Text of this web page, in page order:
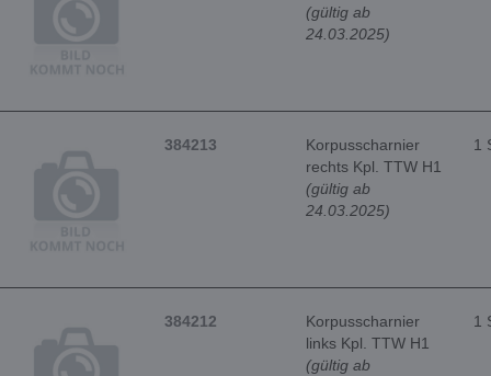
(gültig ab
24.03.2025)
384213
Korpusscharnier
rechts Kpl. TTW H1
(gültig ab
24.03.2025)
1
384212
Korpusscharnier
links Kpl. TTW H1
(gültig ab
1